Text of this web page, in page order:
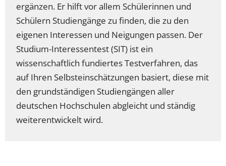
ergänzen. Er hilft vor allem Schülerinnen und
Schülern Studiengänge zu finden, die zu den
eigenen Interessen und Neigungen passen. Der
Studium-Interessentest (SIT) ist ein
wissenschaftlich fundiertes Testverfahren, das
auf Ihren Selbsteinschätzungen basiert, diese mit
den grundständigen Studiengängen aller
deutschen Hochschulen abgleicht und ständig
weiterentwickelt wird.